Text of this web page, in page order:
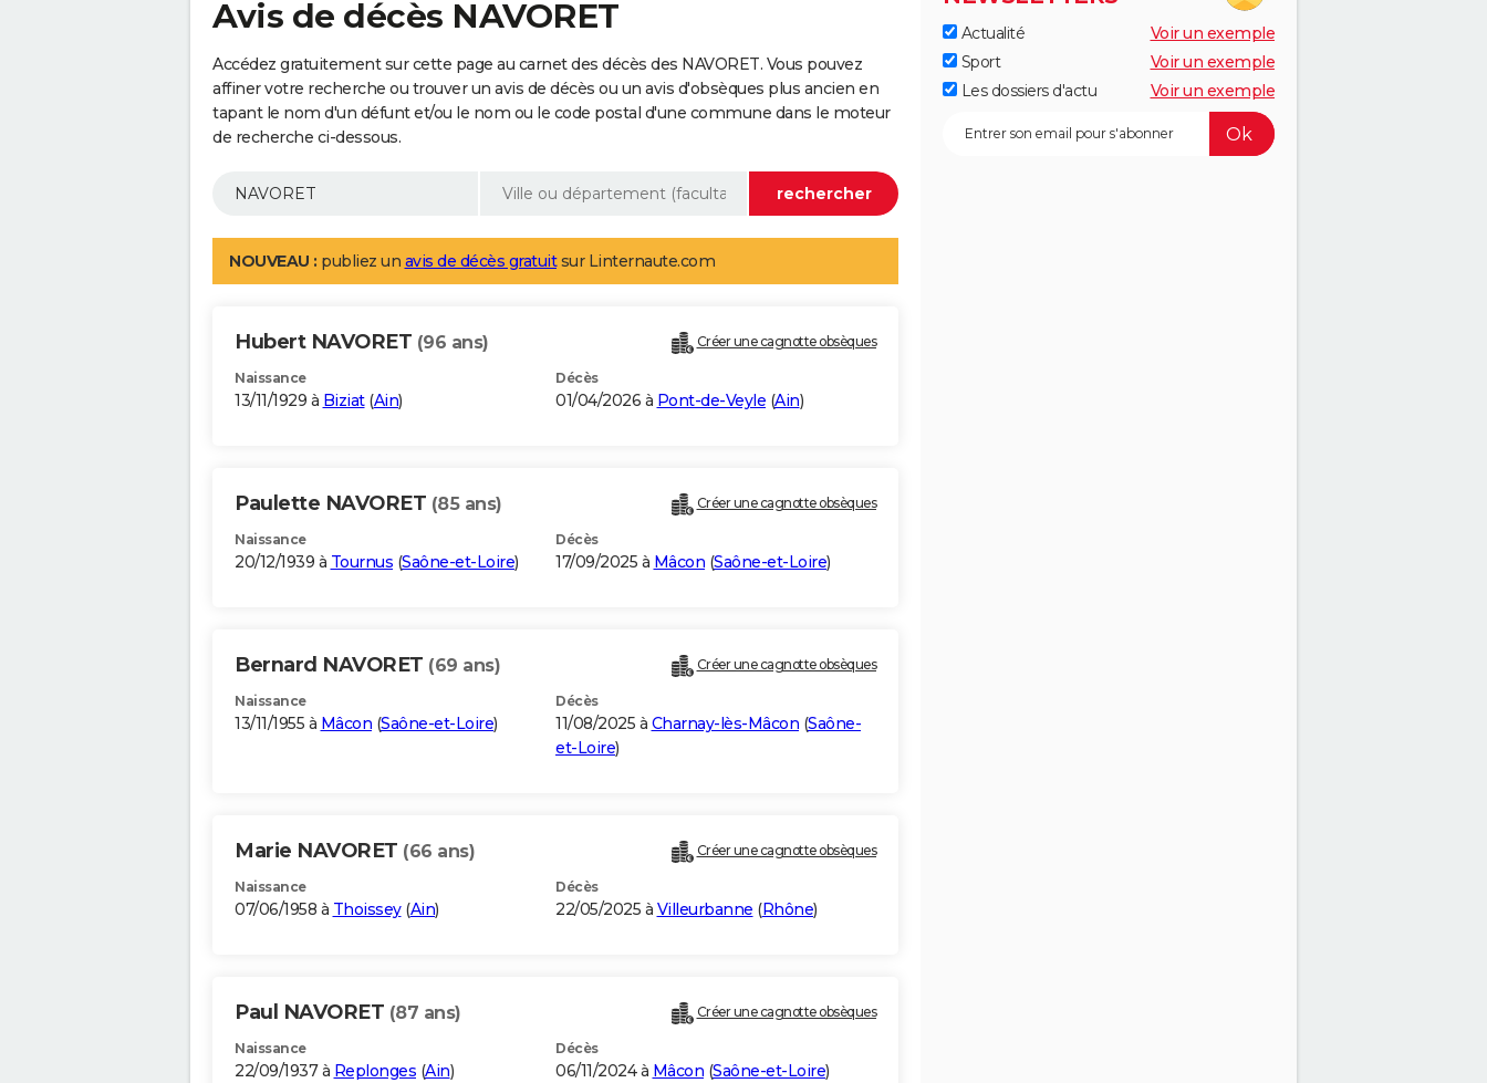
Avis de décès NAVORET
Accédez gratuitement sur cette page au carnet des décès des NAVORET. Vous pouvez
affiner votre recherche ou trouver un avis de décès ou un avis d'obsèques plus ancien en
tapant le nom d'un défunt et/ou le nom ou le code postal d'une commune dans le moteur
de recherche ci-dessous.
NOUVEAU : publiez un avis de décès gratuitsur Linternaute.com
Hubert NAVORET (96 ans) Créer une cagnotte obsèques
Naissance
13/11/1929 à Biziat(Ain)
Décès
01/04/2026 à Pont-de-Veyle (Ain)
Paulette NAVORET (85 ans) Créer une cagnotte obsèques
Naissance
20/12/1939 à Tournus (Saône-et-Loire)
Décès
17/09/2025 à Mâcon (Saône-et-Loire)
Bernard NAVORET (69 ans) Créer une cagnotte obsèques
Naissance
13/11/1955 à Mâcon (Saône-et-Loire)
Décès
11/08/2025 à Charnay-lès-Mâcon (Saône-
et-Loire)
Marie NAVORET (66 ans) Créer une cagnotte obsèques
Naissance
07/06/1958 à Thoissey(Ain)
Décès
22/05/2025 à Villeurbanne (Rhône)
Paul NAVORET (87 ans) Créer une cagnotte obsèques
Naissance
22/09/1937 à Replonges (Ain)
Décès
06/11/2024 à Mâcon (Saône-et-Loire)
Actualité
Voir un exemple
Sport
Voir un exemple
Les dossiers d'actu
Voir un exemple